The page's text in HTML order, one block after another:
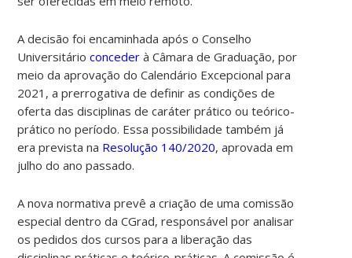
A decisão foi encaminhada após o Conselho
Universitárioconceder à Câmara de Graduação, por
meio da aprovação do Calendário Excepcional para
2021,a prerrogativa de definir as condições de
oferta das disciplinas de caráter prático ou teórico-
prático no período. Essa possibilidade também já
era prevista na Resolução 140/2020, aprovada em
julho do ano passado.
A nova normativa prevê a criação de uma comissão
especial dentro da CGrad, responsável por analisar
os pedidos dos cursos para a liberação das